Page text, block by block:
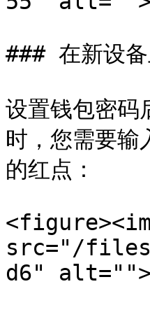
### 在新设
设置钱包密
时，您需要输
的红点：
src="/files/
d6"